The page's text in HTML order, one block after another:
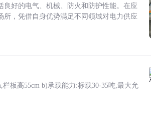
好的电气、机械、防火和防护性能。在应
，凭借自身优势满足不同领域对电力供应
板高55cm b)承载能力:标载30-35吨,最大允